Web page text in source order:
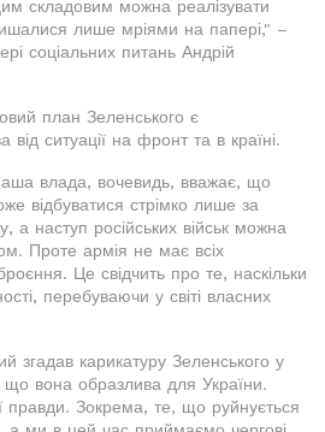
складовим можна реалізувати
лише мріями на папері," –
соціальних питань Андрій
план Зеленського є
від ситуації на фронт та в країні.
влада, вочевидь, вважає, що
відбуватися стрімко лише за
а наступ російських військ можна
Проте армія не має всіх
Це свідчить про те, наскільки
перебуваючи у світі власних
згадав карикатуру Зеленського у
вона образлива для України.
правди. Зокрема, те, що руйнується